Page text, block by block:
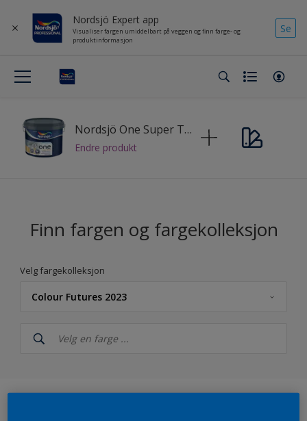
Nordsjö Expert app
Visualiser fargen umiddelbart på veggen og finn farge- og
produktinformasjon
Se
Nordsjö One Super Tech
Endre produkt
Finn fargen og fargekolleksjon
Velg fargekolleksjon
Colour Futures 2023
Nordsjö